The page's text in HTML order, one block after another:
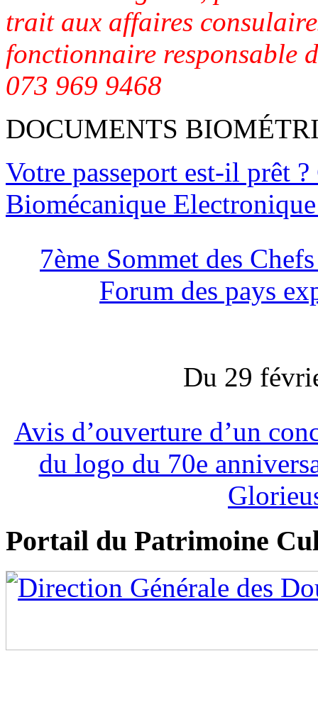
trait aux affaires
fonctionnaire responsable
073 969 9468
DOCUMENTS
Votre passeport est-il prêt ?
Biomécanique
7ème Sommet des
Forum des pays
Du 29
Avis d’ouverture d’un
du logo du 70e
Portail du Patrimoine